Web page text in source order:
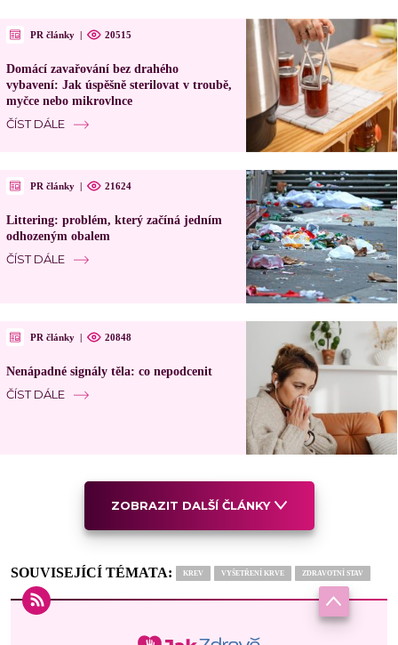
PR články | 20515
Domácí zavařování bez drahého
vybavení: Jak úspěšně sterilovat v troubě,
myčce nebo mikrovlnce
ČÍST DÁLE
PR články | 21624
Littering: problém, který začíná jedním
odhozeným obalem
ČÍST DÁLE
PR články | 20848
Nenápadné signály těla: co nepodcenit
ČÍST DÁLE
ZOBRAZIT DALŠÍ ČLÁNKY
SOUVISEJÍCÍ TÉMATA: KREV VYŠETŘENÍ KRVE ZDRAVOTNÍ STAV